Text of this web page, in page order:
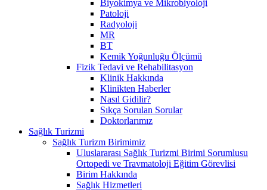
Biyokimya ve Mikrobiyoloji
Patoloji
Radyoloji
MR
BT
Kemik Yoğunluğu Ölçümü
Fizik Tedavi ve Rehabilitasyon
Klinik Hakkında
Klinikten Haberler
Nasıl Gidilir?
Sıkça Sorulan Sorular
Doktorlarımız
Sağlık Turizmi
Sağlık Turizm Birimimiz
Uluslararası Sağlık Turizmi Birimi Sorumlusu
Ortopedi ve Travmatoloji Eğitim Görevlisi
Birim Hakkında
Sağlık Hizmetleri